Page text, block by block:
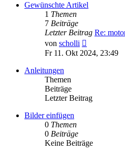
Gewünschte Artikel
1 Themen
7 Beiträge
Letzter Beitrag Re:
von scholli
Beitrag
Fr 11. Okt 2024, 23:49
Anleitungen
Themen
Beiträge
Letzter Beitrag
Bilder einfügen
0 Themen
0 Beiträge
Keine Beiträge